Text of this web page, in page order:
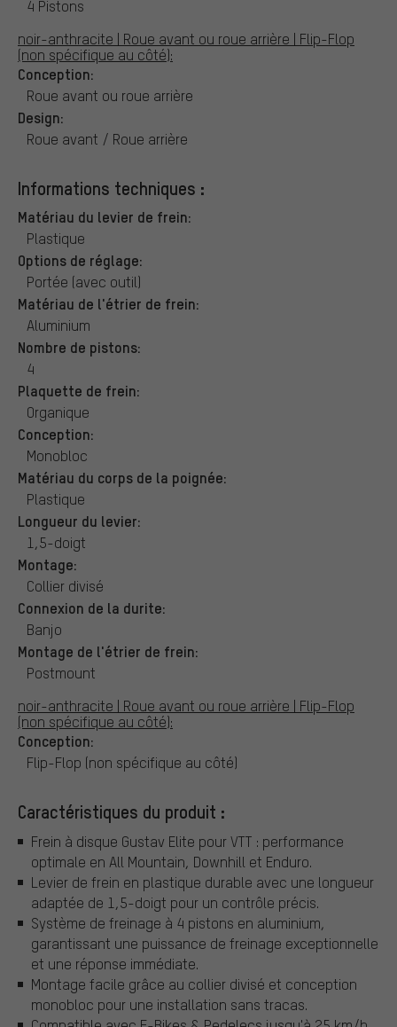
4 Pistons
noir-anthracite | Roue avant ou roue arrière | Flip-Flop
(non spécifique au côté):
Conception:
Roue avant ou roue arrière
Design:
Roue avant / Roue arrière
Informations techniques :
Matériau du levier de frein:
Plastique
Options de réglage:
Portée (avec outil)
Matériau de l'étrier de frein:
Aluminium
Nombre de pistons:
4
Plaquette de frein:
Organique
Conception:
Monobloc
Matériau du corps de la poignée:
Plastique
Longueur du levier:
1,5-doigt
Montage:
Collier divisé
Connexion de la durite:
Banjo
Montage de l'étrier de frein:
Postmount
noir-anthracite | Roue avant ou roue arrière | Flip-Flop
(non spécifique au côté):
Conception:
Flip-Flop (non spécifique au côté)
Caractéristiques du produit :
Frein à disque Gustav Elite pour VTT : performance
optimale en All Mountain, Downhill et Enduro.
Levier de frein en plastique durable avec une longueur
adaptée de 1,5-doigt pour un contrôle précis.
Système de freinage à 4 pistons en aluminium,
garantissant une puissance de freinage exceptionnelle
et une réponse immédiate.
Montage facile grâce au collier divisé et conception
monobloc pour une installation sans tracas.